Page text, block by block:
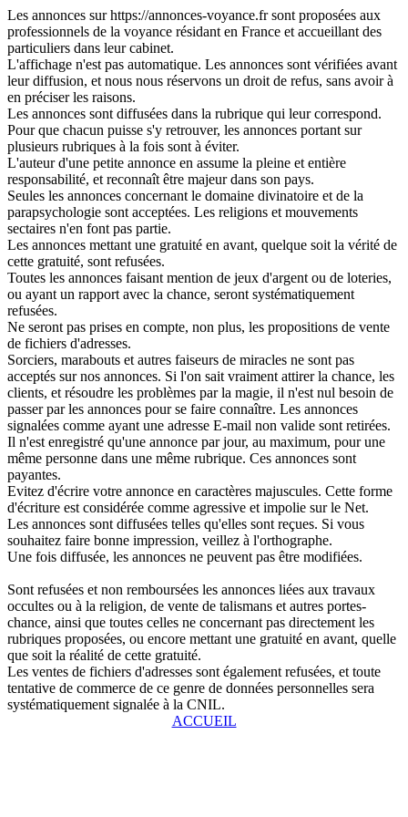
Les annonces sur https://annonces-voyance.fr sont proposées aux
professionnels de la voyance résidant en France et accueillant des
particuliers dans leur cabinet.
L'affichage n'est pas automatique. Les annonces sont vérifiées avant
leur diffusion, et nous nous réservons un droit de refus, sans avoir à
en préciser les raisons.
Les annonces sont diffusées dans la rubrique qui leur correspond.
Pour que chacun puisse s'y retrouver, les annonces portant sur
plusieurs rubriques à la fois sont à éviter.
L'auteur d'une petite annonce en assume la pleine et entière
responsabilité, et reconnaît être majeur dans son pays.
Seules les annonces concernant le domaine divinatoire et de la
parapsychologie sont acceptées. Les religions et mouvements
sectaires n'en font pas partie.
Les annonces mettant une gratuité en avant, quelque soit la vérité de
cette gratuité, sont refusées.
Toutes les annonces faisant mention de jeux d'argent ou de loteries,
ou ayant un rapport avec la chance, seront systématiquement
refusées.
Ne seront pas prises en compte, non plus, les propositions de vente
de fichiers d'adresses.
Sorciers, marabouts et autres faiseurs de miracles ne sont pas
acceptés sur nos annonces. Si l'on sait vraiment attirer la chance, les
clients, et résoudre les problèmes par la magie, il n'est nul besoin de
passer par les annonces pour se faire connaître. Les annonces
signalées comme ayant une adresse E-mail non valide sont retirées.
Il n'est enregistré qu'une annonce par jour, au maximum, pour une
même personne dans une même rubrique. Ces annonces sont
payantes.
Evitez d'écrire votre annonce en caractères majuscules. Cette forme
d'écriture est considérée comme agressive et impolie sur le Net.
Les annonces sont diffusées telles qu'elles sont reçues. Si vous
souhaitez faire bonne impression, veillez à l'orthographe.
Une fois diffusée, les annonces ne peuvent pas être modifiées.
Sont refusées et non remboursées les annonces liées aux travaux
occultes ou à la religion, de vente de talismans et autres portes-
chance, ainsi que toutes celles ne concernant pas directement les
rubriques proposées, ou encore mettant une gratuité en avant, quelle
que soit la réalité de cette gratuité.
Les ventes de fichiers d'adresses sont également refusées, et toute
tentative de commerce de ce genre de données personnelles sera
systématiquement signalée à la CNIL.
ACCUEIL